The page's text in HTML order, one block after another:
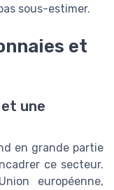
sous-estimer.
et
une
en grande partie
ce secteur.
européenne,